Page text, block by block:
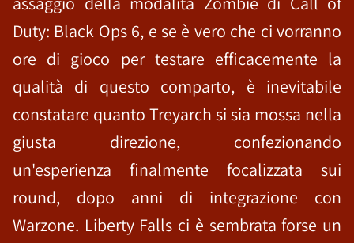
Duty: Black Ops 6, e se è vero che ci vorranno
ore di gioco per testare efficacemente la
qualità di questo comparto, è inevitabile
constatare quanto Treyarch si sia mossa nella
giusta direzione, confezionando
un'esperienza finalmente focalizzata sui
round, dopo anni di integrazione con
Warzone. Liberty Falls ci è sembrata forse un